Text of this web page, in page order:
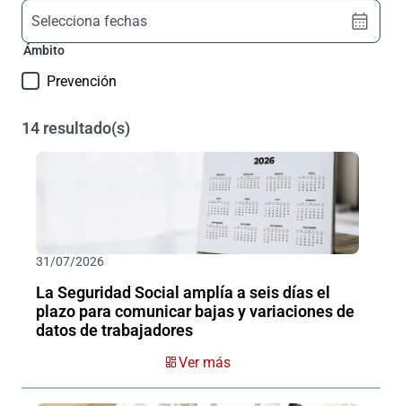
Selecciona fechas
Ámbito
Prevención
14 resultado(s)
31/07/2026
La Seguridad Social amplía a seis días el
plazo para comunicar bajas y variaciones de
datos de trabajadores
Ver más